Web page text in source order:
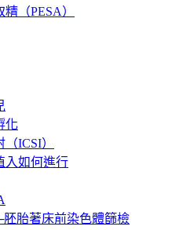
（PESA）
化
ICSI）
入如何進行
胚胎著床前染色體篩檢